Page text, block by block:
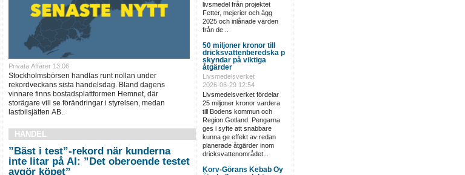
Privata Affärer 13:06
Stockholmsbörsen handlas runt nollan under
rekordveckans sista handelsdag. Bland dagens
vinnare finns bostadsplattformen Hemnet, där
storägare vill se förändringar i styrelsen, medan
lastbilsjätten AB..
HANDEL
”Bäst i test”-rekord när kunderna
inte litar på AI: ”Det oberoende testet
avgör köpet”
livsmedel från projektet
Fetter, mejerier och ägg
2025 och inlånade värden
från de ..
50 miljoner kronor till
dricksvattenberedska p
skyndar på viktiga
åtgärder
Livsmedelsverket
2026-06-29 12:54
Livsmedelsverket fördelar
25 miljoner kronor vardera
till Bodens kommun och
Region Gotland. Pengarna
ges i syfte att snabbare
kunna ge effekt av redan
planerade åtgärder inom
dricksvattenområdet...
Korv-Görans Kebab Oy